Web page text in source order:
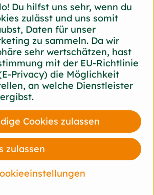
bioladen
Du hilfst uns sehr, wenn du
zulässt und uns somit
Daten für unser
zu sammeln. Da wir
sehr wertschätzen, hast
mit der EU-Richtlinie
Privacy) die Möglichkeit
an welche Dienstleister
Cookies zulassen
zulassen